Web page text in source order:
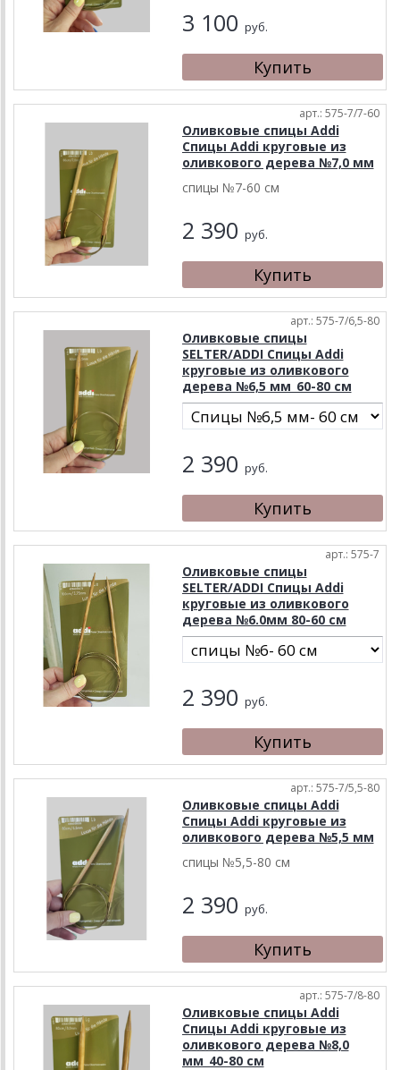
3 100 руб.
арт.: 575-7/7-60
Оливковые спицы Addi
Спицы Addi круговые из
оливкового дерева №7,0 мм
спицы №7-60 см
2 390 руб.
арт.: 575-7/6,5-80
Оливковые спицы
SELTER/ADDI Спицы Addi
круговые из оливкового
дерева №6,5 мм_60-80 см
2 390 руб.
арт.: 575-7
Оливковые спицы
SELTER/ADDI Спицы Addi
круговые из оливкового
дерева №6.0мм 80-60 см
2 390 руб.
арт.: 575-7/5,5-80
Оливковые спицы Addi
Спицы Addi круговые из
оливкового дерева №5,5 мм
спицы №5,5-80 см
2 390 руб.
арт.: 575-7/8-80
Оливковые спицы Addi
Спицы Addi круговые из
оливкового дерева №8,0
мм_40-80 см